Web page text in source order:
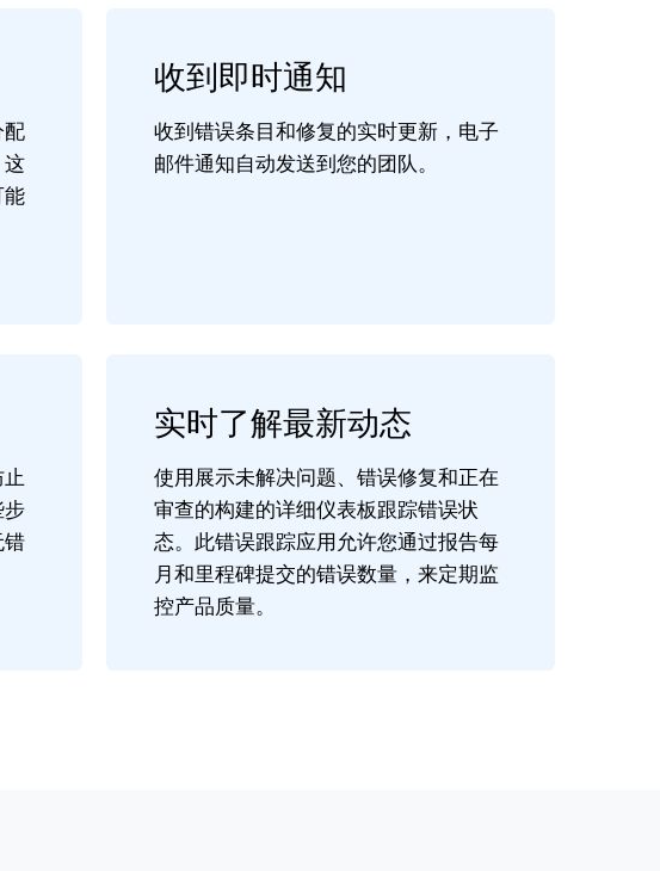
配
这
能
收到即时通知
收到错误条目和修复的实时更新，电子
邮件通知自动发送到您的团队。
步
错
实时了解最新动态
使用展示未解决问题、错误修复和正在
审查的构建的详细仪表板跟踪错误状
态。此错误跟踪应用允许您通过报告每
月和里程碑提交的错误数量，来定期监
控产品质量。